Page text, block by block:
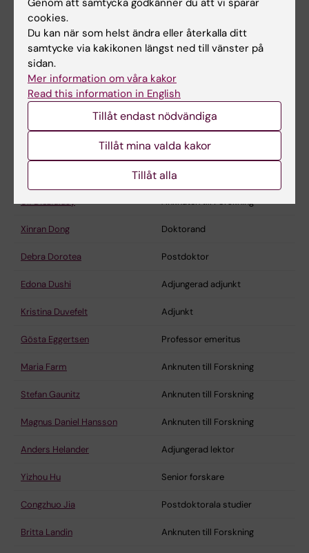
Medarbetare
Professor emeritus
Senior forskare
Ulf Diczfalusy Anknuten till Forskning
Xinran Dong Doktorand
Debra Dorotea Postdoktor
Edona Dushi Adjungerad adjunkt
Kristina Duvefelt Adjunkt
Gösta Eggertsen Professor emeritus
Maria Farm Anknuten till Forskning
Stefan Gaunitz Anknuten till Forskning
Magnus Daniel Hansson Anknuten till Forskning
Anders Helander Adjungerad lektor
Yizhou Hu Senior forskare
Congzhuo Jia Postdoktorala studier
Britta Landin Anknuten till Forskning
cookies.
Du kan när som helst ändra eller återkalla ditt
samtycke via kakikonen längst ned till vänster på
sidan.
Mer information om våra kakor
Read this information in English
Tillåt endast nödvändiga
Tillåt mina valda kakor
Tillåt alla